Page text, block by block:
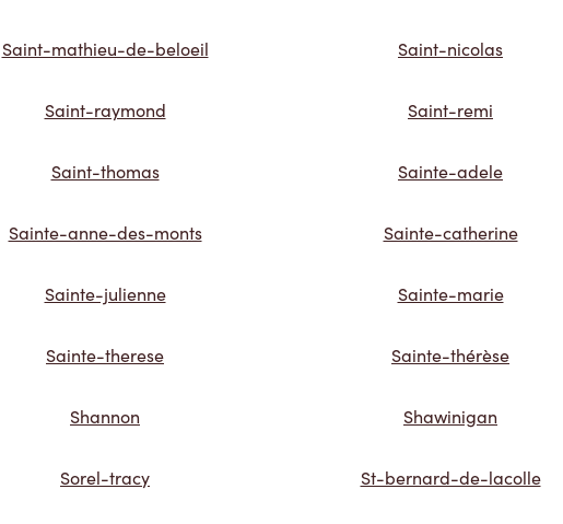
Saint-mathieu-de-beloeil Saint-nicolas
Saint-raymond Saint-remi
Saint-thomas Sainte-adele
Sainte-anne-des-monts Sainte-catherine
Sainte-julienne Sainte-marie
Sainte-therese Sainte-thérèse
Shannon Shawinigan
Sorel-tracy St-bernard-de-lacolle